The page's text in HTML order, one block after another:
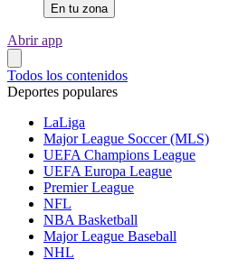
En tu zona
Abrir app
Todos los contenidos
Deportes populares
LaLiga
Major League Soccer (MLS)
UEFA Champions League
UEFA Europa League
Premier League
NFL
NBA Basketball
Major League Baseball
NHL